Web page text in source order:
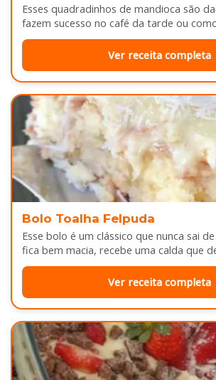
Esses quadradinhos de mandioca são
fazem sucesso no café da tarde ou
depois do almoço. Por…
Ver receita completa
Bolo Toalha Felpuda
Esse bolo é um clássico que nunca sai
fica bem macia, recebe uma calda que
Ver receita completa